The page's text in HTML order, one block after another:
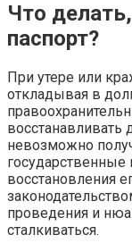
Что
паспорт?
При утере или
откладывая в
восстанавливать
невозможно
государственные
восстановления
проведения и
сталкиваться.